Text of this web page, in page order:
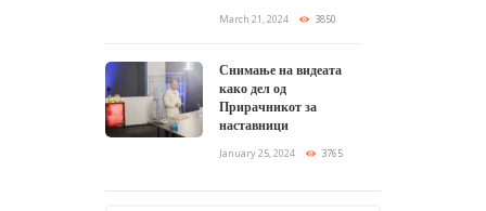
March 21, 2024 3850
Снимање на видеата
како дел од
Прирачникот за
наставници
January 25, 2024 3765